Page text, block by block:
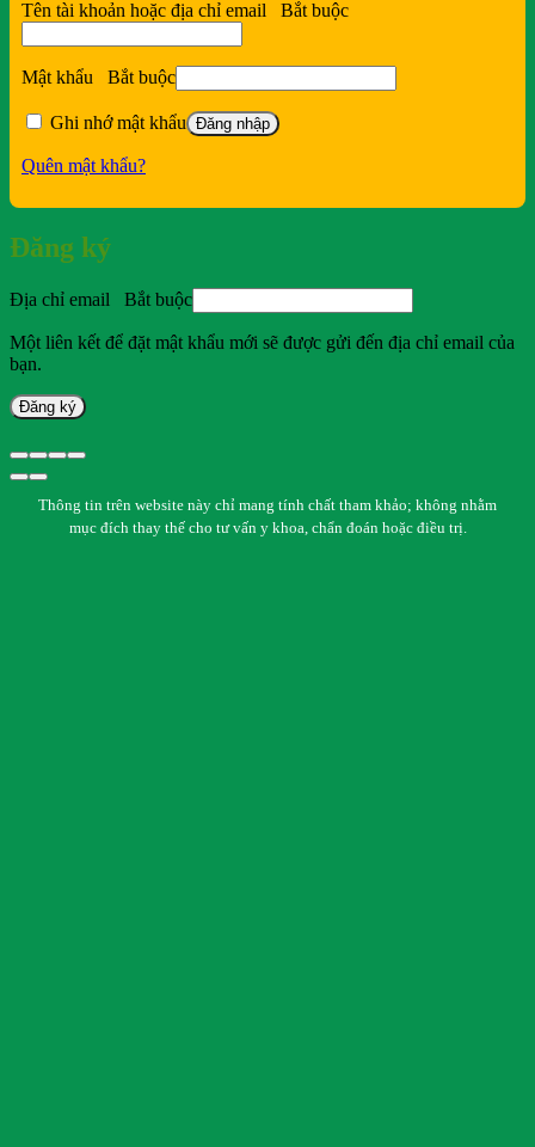
Tên tài khoản hoặc địa chỉ email Bắt buộc
Mật khẩu Bắt buộc
Ghi nhớ mật khẩu Đăng nhập
Quên mật khẩu?
Đăng ký
Địa chỉ email Bắt buộc
Một liên kết để đặt mật khẩu mới sẽ được gửi đến địa chỉ email của
bạn.
Đăng ký
Thông tin trên website này chỉ mang tính chất tham khảo; không nhằm
mục đích thay thế cho tư vấn y khoa, chẩn đoán hoặc điều trị.